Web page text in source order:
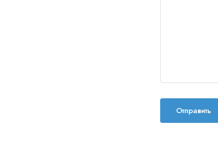
Отправить